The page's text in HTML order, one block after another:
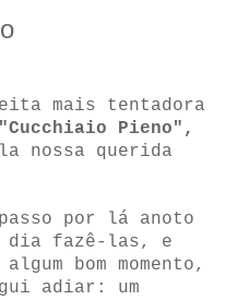
mais tentadora
"Cucchiaio Pieno",
nossa querida
por lá anoto
dia fazê-las, e
bom momento,
adiar: um